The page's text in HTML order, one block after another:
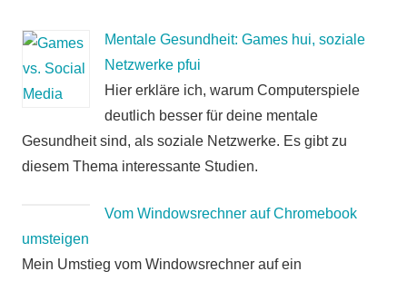
Mentale Gesundheit: Games hui, soziale
Netzwerke pfui
Hier erkläre ich, warum Computerspiele
deutlich besser für deine mentale
Gesundheit sind, als soziale Netzwerke. Es gibt zu
diesem Thema interessante Studien.
Vom Windowsrechner auf Chromebook
umsteigen
Mein Umstieg vom Windowsrechner auf ein